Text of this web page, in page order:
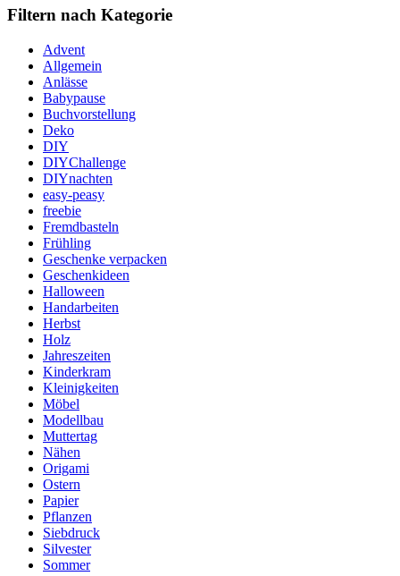
Filtern nach Kategorie
Advent
Allgemein
Anlässe
Babypause
Buchvorstellung
Deko
DIY
DIYChallenge
DIYnachten
easy-peasy
freebie
Fremdbasteln
Frühling
Geschenke verpacken
Geschenkideen
Halloween
Handarbeiten
Herbst
Holz
Jahreszeiten
Kinderkram
Kleinigkeiten
Möbel
Modellbau
Muttertag
Nähen
Origami
Ostern
Papier
Pflanzen
Siebdruck
Silvester
Sommer